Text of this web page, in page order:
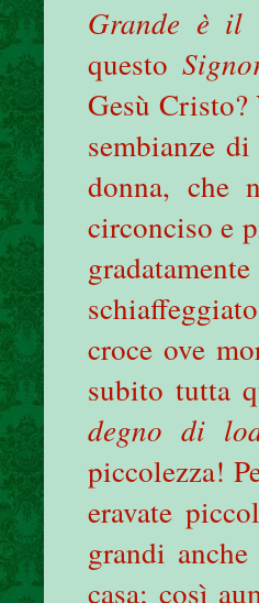
Grande è il
questo
Gesù
sembianze
donna, che
circonciso e
croce ove
subito tutta
degno di
piccolezza!
eravate
grandi
casa; così